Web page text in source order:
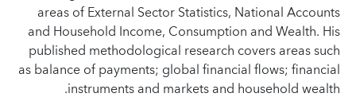
areas of External Sector Statistics, National Accounts
and Household Income, Consumption and Wealth. His
published methodological research covers areas such
as balance of payments; global financial flows; financial
instruments and markets and household wealth.